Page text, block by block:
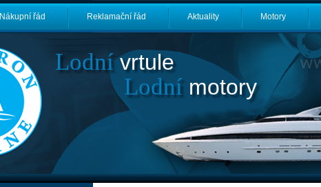
Nákupní řád Reklamační řád Aktuality Motory
Lodnívrtule
Lodnímotory